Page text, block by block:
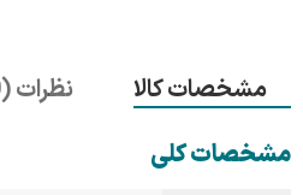
مشخصات کالا
نظرات (0)
مشخصات کلی